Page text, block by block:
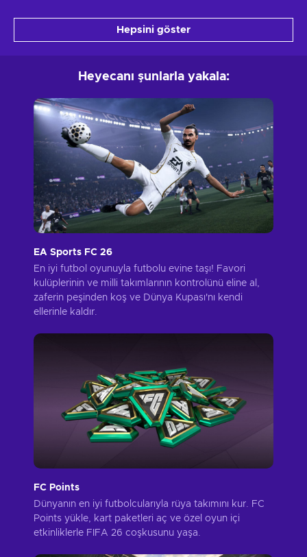
Hepsini göster
Heyecanı şunlarla yakala:
EA Sports FC 26
En iyi futbol oyunuyla futbolu evine taşı! Favori
kulüplerinin ve milli takımlarının kontrolünü eline al,
zaferin peşinden koş ve Dünya Kupası'nı kendi
ellerinle kaldır.
FC Points
Dünyanın en iyi futbolcularıyla rüya takımını kur. FC
Points yükle, kart paketleri aç ve özel oyun içi
etkinliklerle FIFA 26 coşkusunu yaşa.